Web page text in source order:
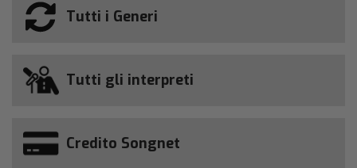
Tutti i Generi
Tutti gli interpreti
Credito Songnet